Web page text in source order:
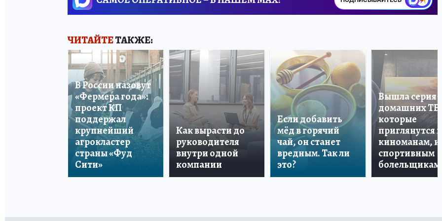
ЧИТАЙТЕТАКЖЕ:
В России назовут
«Фермера года»:
проект КП
поддержал
крупнейший
агрокластер
страны «Фуд
Сити»
Как вырасти до
руководителя
внутри одной
компании
Если добавить
мёд в горячий
чай, он станет
вредным. Так ли
это?
Вышла серия
домашних ТВ,
которые
приглянутся и
киноманам, и
спортивным
болельщикам